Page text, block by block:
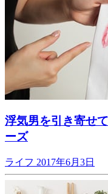
浮気男を引き寄せ
ーズ
ライフ 2017年6月3日